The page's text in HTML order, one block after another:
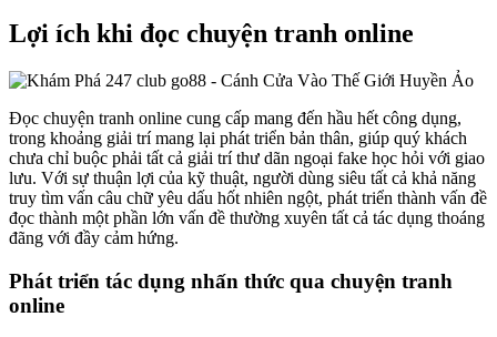
Lợi ích khi đọc chuyện tranh online
Đọc chuyện tranh online cung cấp mang đến hầu hết công dụng,
trong khoảng giải trí mang lại phát triển bản thân, giúp quý khách
chưa chỉ buộc phải tất cả giải trí thư dãn ngoại fake học hỏi với giao
lưu. Với sự thuận lợi của kỹ thuật, người dùng siêu tất cả khả năng
truy tìm vấn câu chữ yêu dấu hốt nhiên ngột, phát triển thành vấn đề
đọc thành một phần lớn vấn đề thường xuyên tất cả tác dụng thoáng
đãng với đầy cảm hứng.
Phát triển tác dụng nhấn thức qua chuyện tranh
online